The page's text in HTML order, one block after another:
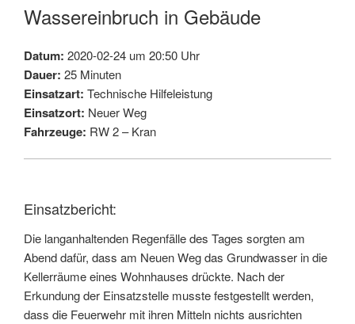
Wassereinbruch in Gebäude
Datum: 2020-02-24 um 20:50 Uhr
Dauer: 25 Minuten
Einsatzart: Technische Hilfeleistung
Einsatzort: Neuer Weg
Fahrzeuge: RW 2 – Kran
Einsatzbericht:
Die langanhaltenden Regenfälle des Tages sorgten am
Abend dafür, dass am Neuen Weg das Grundwasser in die
Kellerräume eines Wohnhauses drückte. Nach der
Erkundung der Einsatzstelle musste festgestellt werden,
dass die Feuerwehr mit ihren Mitteln nichts ausrichten